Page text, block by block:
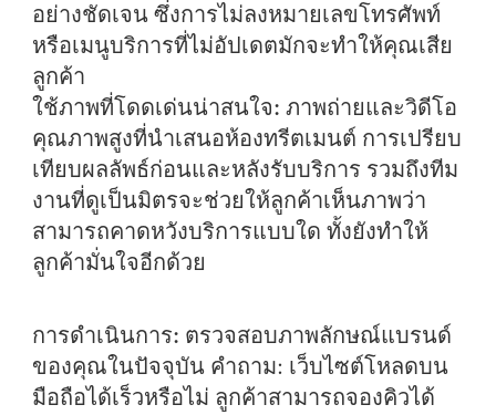
อย่างชัดเจน ซึ่งการไม่ลงหมายเลขโทรศัพท์
หรือเมนูบริการที่ไม่อัปเดตมักจะทำให้คุณเสีย
ลูกค้า
ใช้ภาพที่โดดเด่นน่าสนใจ: ภาพถ่ายและวิดีโอ
คุณภาพสูงที่นำเสนอห้องทรีตเมนต์ การเปรียบ
เทียบผลลัพธ์ก่อนและหลังรับบริการ รวมถึงทีม
งานที่ดูเป็นมิตรจะช่วยให้ลูกค้าเห็นภาพว่า
สามารถคาดหวังบริการแบบใด ทั้งยังทำให้
ลูกค้ามั่นใจอีกด้วย
การดำเนินการ: ตรวจสอบภาพลักษณ์แบรนด์
ของคุณในปัจจุบัน คำถาม: เว็บไซต์โหลดบน
มือถือได้เร็วหรือไม่ ลูกค้าสามารถจองคิวได้